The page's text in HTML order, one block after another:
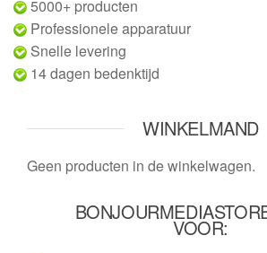
5000+ producten
Professionele apparatuur
Snelle levering
14 dagen bedenktijd
WINKELMAND
Geen producten in de winkelwagen.
VOOR: